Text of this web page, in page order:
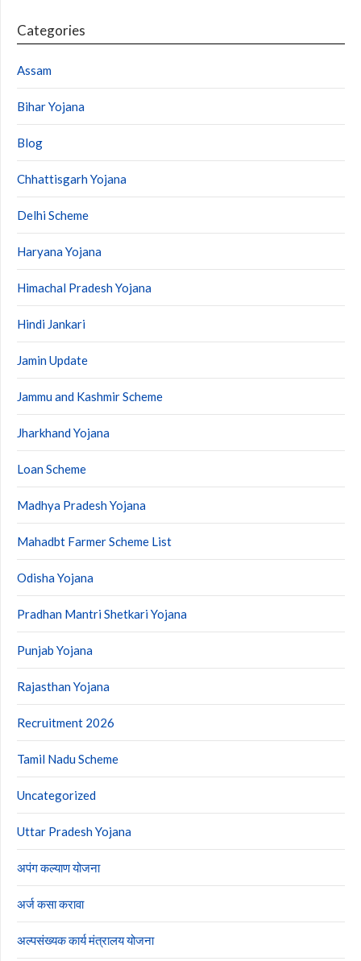
Categories
Assam
Bihar Yojana
Blog
Chhattisgarh Yojana
Delhi Scheme
Haryana Yojana
Himachal Pradesh Yojana
Hindi Jankari
Jamin Update
Jammu and Kashmir Scheme
Jharkhand Yojana
Loan Scheme
Madhya Pradesh Yojana
Mahadbt Farmer Scheme List
Odisha Yojana
Pradhan Mantri Shetkari Yojana
Punjab Yojana
Rajasthan Yojana
Recruitment 2026
Tamil Nadu Scheme
Uncategorized
Uttar Pradesh Yojana
अपंग कल्याण योजना
अर्ज कसा करावा
अल्पसंख्यक कार्य मंत्रालय योजना